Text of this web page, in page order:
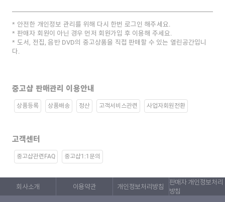
안전한 개인정보 관리를 위해 다시 한번 로그인 해주세요.
판매자 회원이 아닌 경우 먼저 회원가입 후 이용해 주세요.
도서, 전집, 음반 DVD의 중고상품을 직접 판매할 수 있는 열린공간입니
다.
중고샵 판매관리 이용안내
상품등록 상품배송 정산 고객서비스관련 사업자회원전환
고객센터
중고샵관련FAQ 중고샵1:1문의
회사소개 이용약관 개인정보처리방침
판매자 개인정보처리
방침